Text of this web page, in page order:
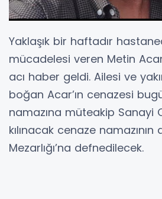
Yaklaşık bir haftadır
mücadelesi veren Metin
acı haber geldi. Ailesi ve
boğan Acar’ın cenazesi
namazına müteakip Sanayi
kılınacak cenaze
Mezarlığı’na defnedilecek.